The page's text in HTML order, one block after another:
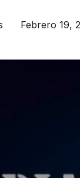
Febrero 19,